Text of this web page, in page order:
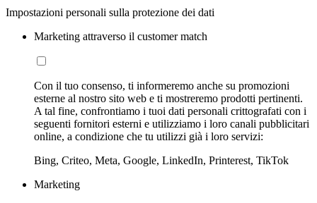
Impostazioni personali sulla protezione dei dati
Marketing attraverso il customer match
Con il tuo consenso, ti informeremo anche su promozioni
esterne al nostro sito web e ti mostreremo prodotti pertinenti.
A tal fine, confrontiamo i tuoi dati personali crittografati con i
seguenti fornitori esterni e utilizziamo i loro canali pubblicitari
online, a condizione che tu utilizzi già i loro servizi:
Bing, Criteo, Meta, Google, LinkedIn, Printerest, TikTok
Marketing